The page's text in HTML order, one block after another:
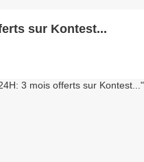
sur Kontest...